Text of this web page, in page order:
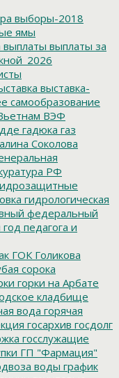
выборы-2018
ямы
выплаты выплаты за
выставка-
самообразование
ВЭФ
гадюка газ
Соколова
РФ
гидрологическая
федеральный
год педагога и
ГОК Голикова
сорока
горки на Арбате
кладбище
вода горячая
госархив госдолг
госслужащие
ГП "Фармация"
воды график